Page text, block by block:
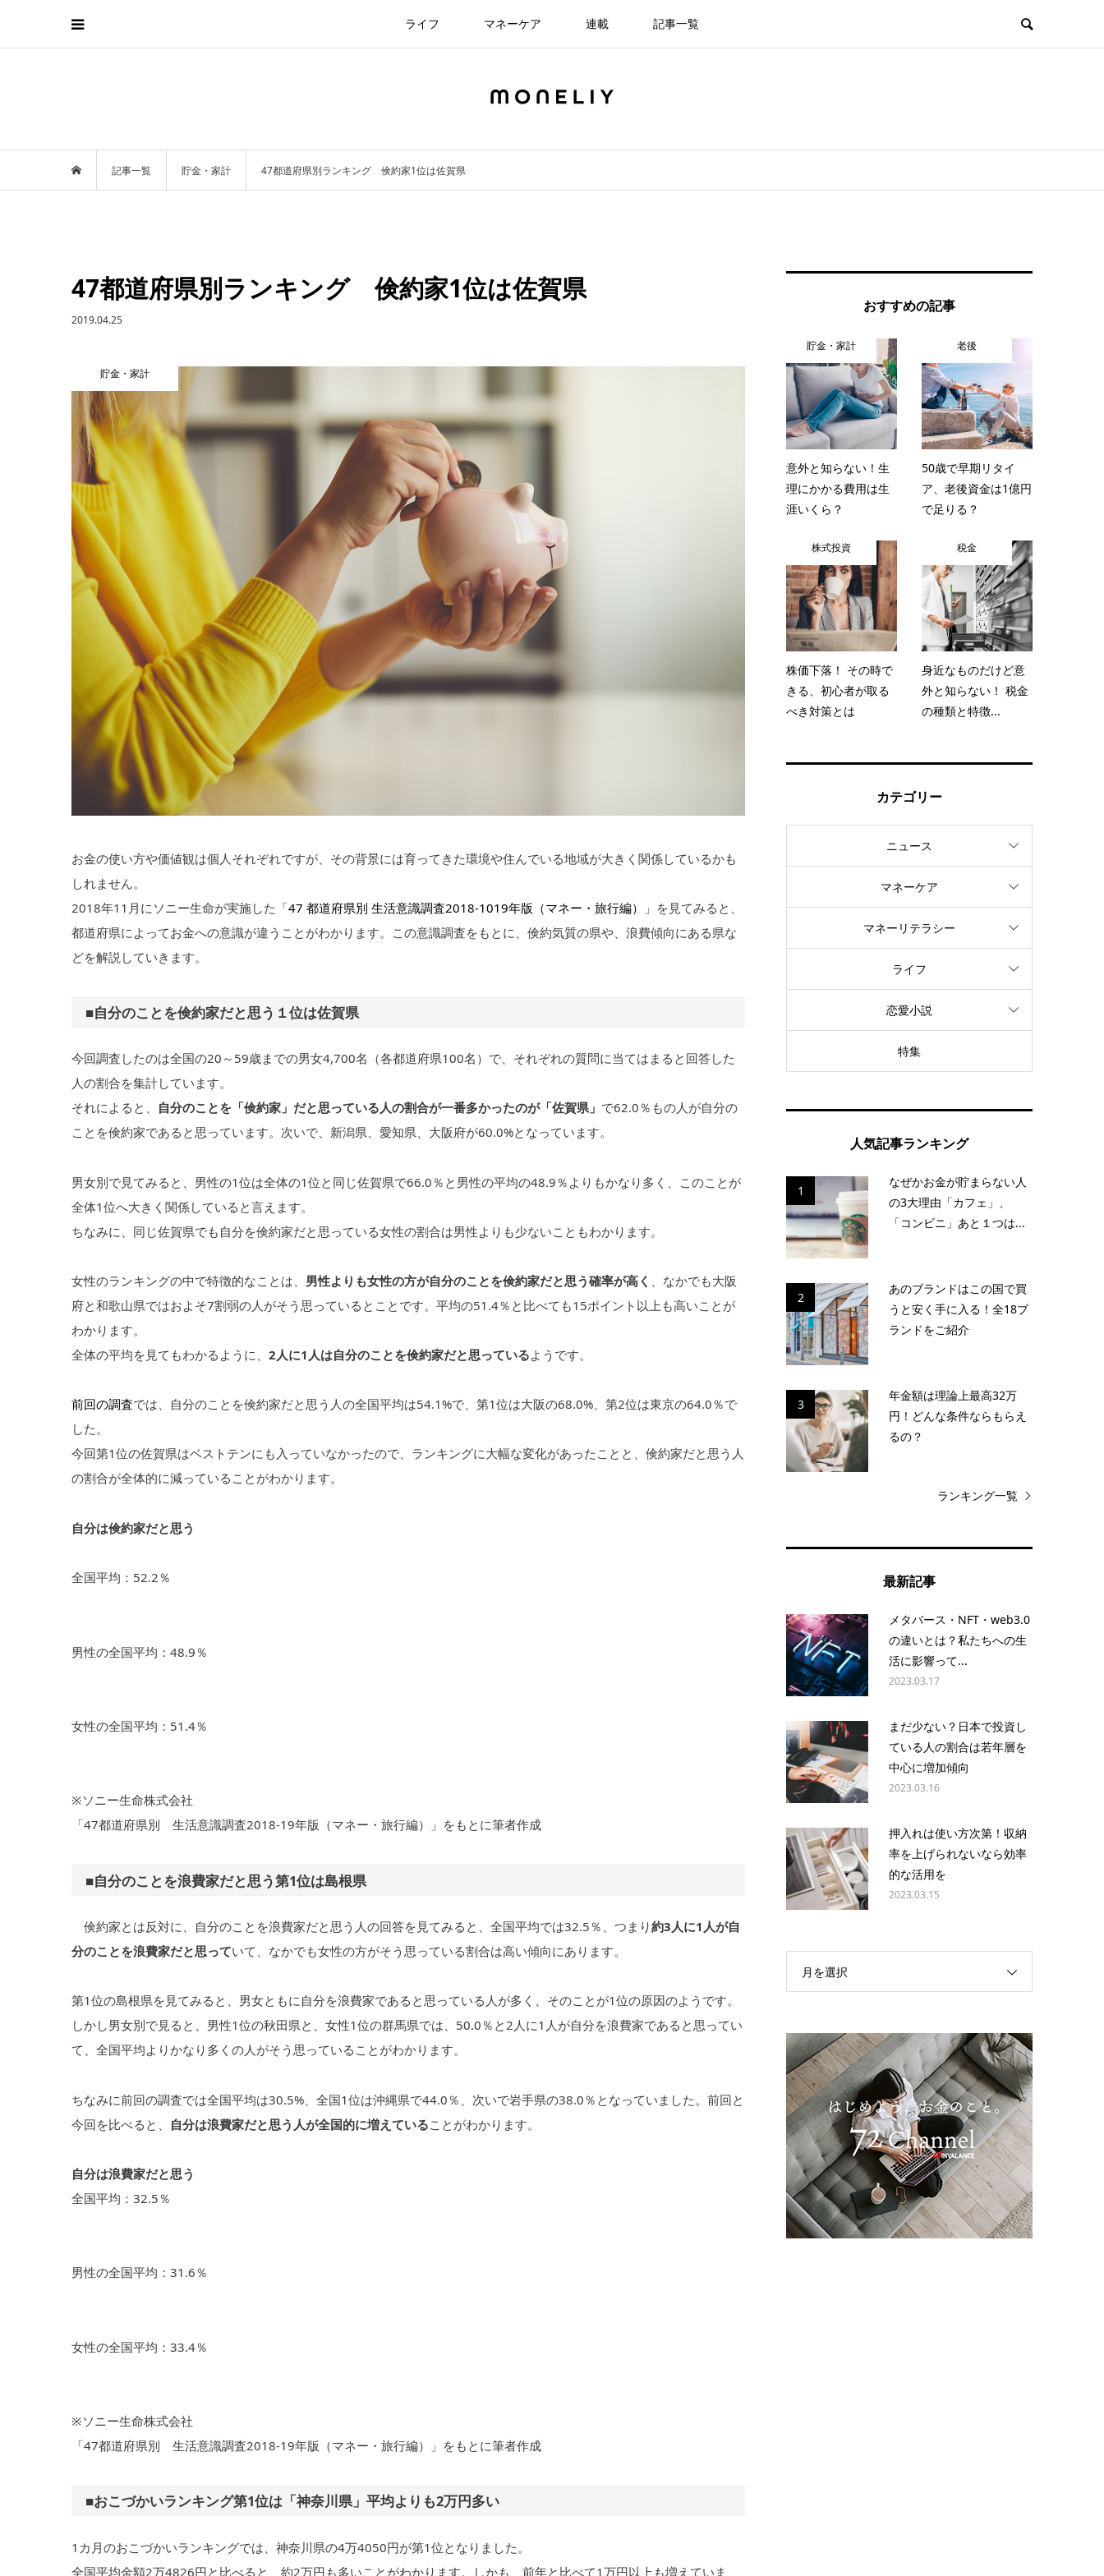
ライフ マネーケア 連載 記事一覧
記事一覧 貯金・家計 47都道府県別ランキング 倹約家1位は佐賀県
47都道府県別ランキング 倹約家1位は佐賀県
2019.04.25
貯金・家計
お金の使い方や価値観は個人それぞれですが、その背景には育ってきた環境や住んでいる地域が大きく関係しているかも
しれません。
2018年11月にソニー生命が実施した「47 都道府県別 生活意識調査2018-1019年版（マネー・旅行編）
」を見てみると、
都道府県によってお金への意識が違うことがわかります。この意識調査をもとに、倹約気質の県や、浪費傾向にある県な
どを解説していきます。
■自分のことを倹約家だと思う１位は佐賀県
今回調査したのは全国の20～59歳までの男女4,700名（各都道府県100名）で、それぞれの質問に当てはまると回答した
人の割合を集計しています。
それによると、 自分のことを「倹約家」だと思っている人の割合が一番多かったのが「佐賀県」 で62.0％もの人が自分の
ことを倹約家であると思っています。次いで、新潟県、愛知県、大阪府が60.0%となっています。
男女別で見てみると、男性の1位は全体の1位と同じ佐賀県で66.0％と男性の平均の48.9％よりもかなり多く、このことが
全体1位へ大きく関係していると言えます。
ちなみに、同じ佐賀県でも自分を倹約家だと思っている女性の割合は男性よりも少ないこともわかります。
女性のランキングの中で特徴的なことは、 男性よりも女性の方が自分のことを倹約家だと思う確率が高く 、なかでも大阪
府と和歌山県ではおよそ7割弱の人がそう思っているとことです。平均の51.4％と比べても15ポイント以上も高いことが
わかります。
全体の平均を見てもわかるように、 2人に1人は自分のことを倹約家だと思っているようです。
前回の調査では、自分のことを倹約家だと思う人の全国平均は54.1%で、第1位は大阪の68.0%、第2位は東京の64.0％で
した。
今回第1位の佐賀県はベストテンにも入っていなかったので、ランキングに大幅な変化があったことと、倹約家だと思う人
の割合が全体的に減っていることがわかります。
自分は倹約家だと思う
全国平均：52.2％
男性の全国平均：48.9％
女性の全国平均：51.4％
※ソニー生命株式会社
「47都道府県別 生活意識調査2018-19年版（マネー・旅行編）」をもとに筆者作成
■自分のことを浪費家だと思う第1位は島根県
倹約家とは反対に、自分のことを浪費家だと思う人の回答を見てみると、全国平均では32.5％、つまり約3人に1人が自
分のことを浪費家だと思っていて、なかでも女性の方がそう思っている割合は高い傾向にあります。
第1位の島根県を見てみると、男女ともに自分を浪費家であると思っている人が多く、そのことが1位の原因のようです。
しかし男女別で見ると、男性1位の秋田県と、女性1位の群馬県では、50.0％と2人に1人が自分を浪費家であると思ってい
て、全国平均よりかなり多くの人がそう思っていることがわかります。
ちなみに前回の調査では全国平均は30.5%、全国1位は沖縄県で44.0％、次いで岩手県の38.0％となっていました。前回と
今回を比べると、 自分は浪費家だと思う人が全国的に増えていることがわかります。
自分は浪費家だと思う
全国平均：32.5％
男性の全国平均：31.6％
女性の全国平均：33.4％
※ソニー生命株式会社
「47都道府県別 生活意識調査2018-19年版（マネー・旅行編）」をもとに筆者作成
■おこづかいランキング第1位は「神奈川県」平均よりも2万円多い
1カ月のおこづかいランキングでは、神奈川県の4万4050円が第1位となりました。
全国平均金額2万4826円と比べると、約2万円も多いことがわかります。しかも、前年と比べて1万円以上も増えていま
おすすめの記事
貯金・家計
意外と知らない！生
理にかかる費用は生
涯いくら？
老後
50歳で早期リタイ
ア、老後資金は1億円
で足りる？
株式投資
株価下落！ その時で
きる、初心者が取る
べき対策とは
税金
身近なものだけど意
外と知らない！ 税金
の種類と特徴...
カテゴリー
ニュース
マネーケア
マネーリテラシー
ライフ
恋愛小説
特集
人気記事ランキング
1
なぜかお金が貯まらない人
の3大理由「カフェ」、
「コンビニ」あと１つは...
2
あのブランドはこの国で買
うと安く手に入る！全18ブ
ランドをご紹介
3
年金額は理論上最高32万
円！どんな条件ならもらえ
るの？
ランキング一覧
最新記事
メタバース・NFT・web3.0
の違いとは？私たちへの生
活に影響って...
2023.03.17
まだ少ない？日本で投資し
ている人の割合は若年層を
中心に増加傾向
2023.03.16
押入れは使い方次第！収納
率を上げられないなら効率
的な活用を
2023.03.15
月を選択